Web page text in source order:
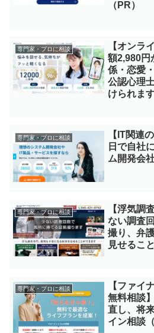
（PR）
専門家・プロに相談
【オンラ
額2,980円
係・恋愛
公認心理
けられま
専門家・プロに相談
【IT関連
日で自社
ム開発会
専門家・プロに相談
【浮気調
ない調査
撮り、弁
見せるこ
専門家・プロに相談
【ファイ
無料相談
直し、将
イン相談